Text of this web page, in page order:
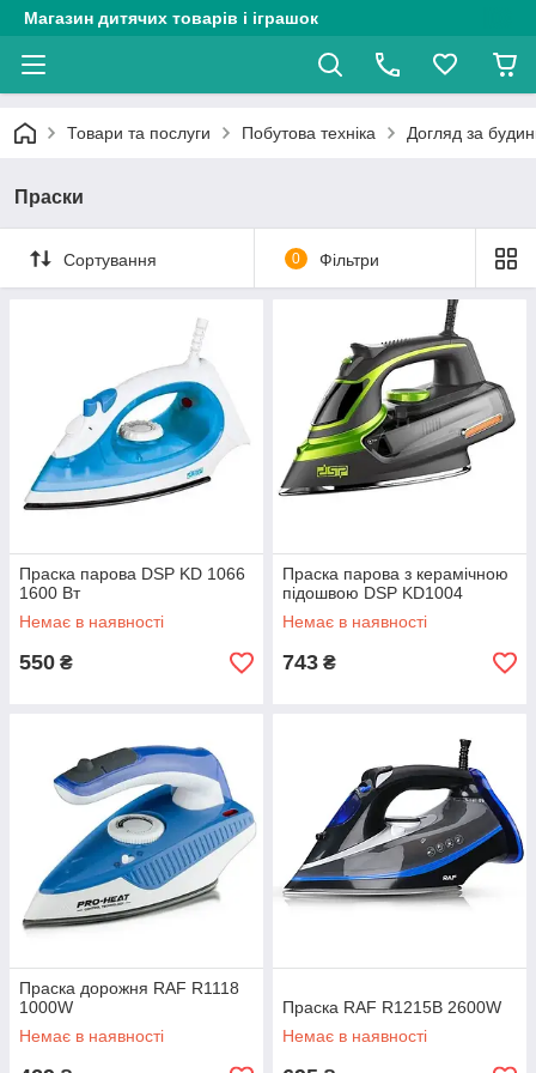
Магазин дитячих товарів і іграшок
Товари та послуги Побутова техніка Догляд за
Праски
Сортування 0 Фільтри
Праска парова DSP KD 1066
1600 Вт
Немає в наявності
550 ₴
Праска парова з керамічною
підошвою DSP KD1004
Немає в наявності
743 ₴
Праска дорожня RAF R1118
1000W
Немає в наявності
Праска RAF R1215B 2600W
Немає в наявності